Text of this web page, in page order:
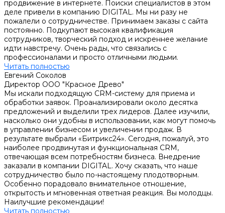
продвижение в интернете. Поиски специалистов в этом
деле привели в компанию DIGITAL. Мы ни разу не
пожалели о сотрудничестве. Принимаем заказы с сайта
постоянно. Подкупают высокая квалификация
сотрудников, творческий подход и искреннее желание
идти навстречу. Очень рады, что связались с
профессионалами и просто отличными людьми.
Читать полностью
Евгений Соколов
Директор ООО "Красное Древо"
Мы искали подходящую СRM-систему для приема и
обработки заявок. Проанализировали около десятка
предложений и выделили трех лидеров. Далее изучили,
насколько они удобны в использовании, как могут помочь
в управлении бизнесом и увеличении продаж. В
результате выбрали «Битрикс24». Сегодня, пожалуй, это
наиболее продвинутая и функциональная СRM,
отвечающая всем потребностям бизнеса. Внедрение
заказали в компании DIGITAL. Хочу сказать, что наше
сотрудничество было по-настоящему плодотворным.
Особенно порадовало внимательное отношение,
открытость и мгновенная ответная реакция. Вы молодцы.
Наилучшие рекомендации!
Читать полностью